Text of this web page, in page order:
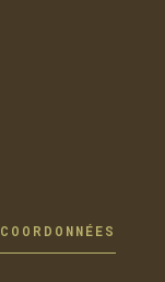
COORDONNÉES